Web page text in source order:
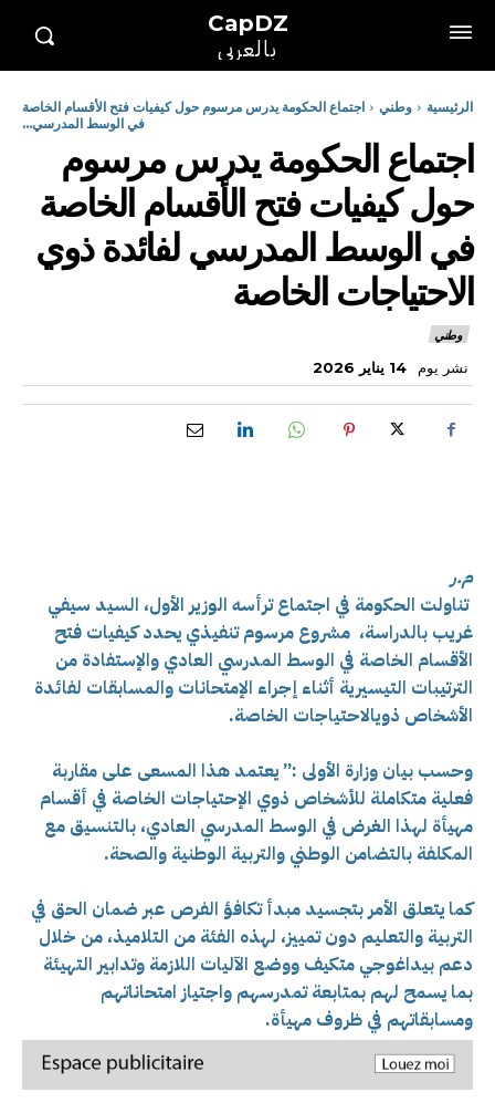
CapDZ
بالعربي
الرئيسية وطني
اجتماع الحكومة يدرس مرسوم حول كيفيات فتح الأقسام الخاصة
في الوسط المدرسي...
اجتماع الحكومة يدرس مرسوم
حول كيفيات فتح الأقسام الخاصة
في الوسط المدرسي لفائدة ذوي
الاحتياجات الخاصة
وطني
نشر يوم 14 يناير 2026
م.ر
تناولت الحكومة في اجتماع ترأسه الوزير الأول، السيد سيفي
غريب بالدراسة، مشروع مرسوم تنفيذي يحدد كيفيات فتح
الأقسام الخاصة في الوسط المدرسي العادي والإستفادة من
الترتيبات التيسيرية أثناء إجراء الإمتحانات والمسابقات لفائدة
الأشخاص ذويالاحتياجات الخاصة.
وحسب بيان وزارة الأولى :” يعتمد هذا المسعى على مقاربة
فعلية متكاملة للأشخاص ذوي الإحتياجات الخاصة في أقسام
مهيأة لهذا الغرض في الوسط المدرسي العادي، بالتنسيق مع
المكلفة بالتضامن الوطني والتربية الوطنية والصحة.
كما يتعلق الأمر بتجسيد مبدأ تكافؤ الفرص عبر ضمان الحق في
التربية والتعليم دون تمييز، لهذه الفئة من التلاميذ، من خلال
دعم بيداغوجي متكيف ووضع الآليات اللازمة وتدابير التهيئة
بما يسمح لهم بمتابعة تمدرسهم واجتياز امتحاناتهم
ومسابقاتهم في ظروف مهيأة.